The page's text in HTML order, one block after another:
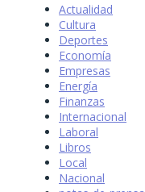
Actualidad
Cultura
Deportes
Economía
Empresas
Energía
Finanzas
Internacional
Laboral
Libros
Local
Nacional